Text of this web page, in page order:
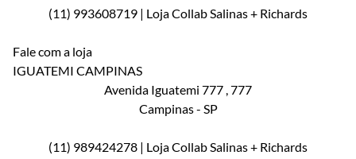
(11) 993608719 | Loja Collab Salinas + Richards
Fale com a loja
IGUATEMI CAMPINAS
Avenida Iguatemi 777 , 777
Campinas- SP
(11) 989424278 | Loja Collab Salinas + Richards